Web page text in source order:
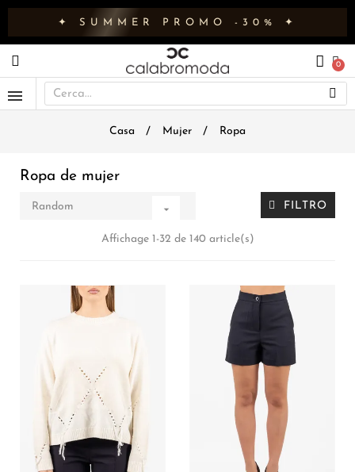
✦ SUMMER PROMO -30% ✦
Casa Mujer Ropa
Ropa de mujer
Random  FILTRO
Affichage 1-32 de 140 article(s)